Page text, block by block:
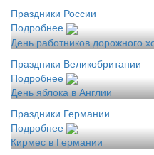
Праздники России
Подробнее
День работников дорожного
Праздники Великобритании
Подробнее
День яблока в Англии
Праздники Германии
Подробнее
Кирмес в Германии